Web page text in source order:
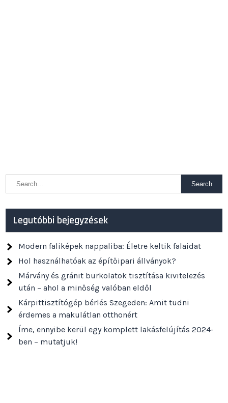
Legutóbbi bejegyzések
Modern faliképek nappaliba: Életre keltik falaidat
Hol használhatóak az építőipari állványok?
Márvány és gránit burkolatok tisztítása kivitelezés
után – ahol a minőség valóban eldől
Kárpittisztítógép bérlés Szegeden: Amit tudni
érdemes a makulátlan otthonért
Íme, ennyibe kerül egy komplett lakásfelújítás 2024-
ben – mutatjuk!